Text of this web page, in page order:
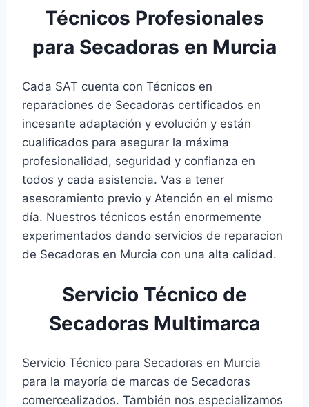
Técnicos Profesionales
para Secadoras en Murcia
Cada SAT cuenta con Técnicos en
reparaciones de Secadoras certificados en
incesante adaptación y evolución y están
cualificados para asegurar la máxima
profesionalidad, seguridad y confianza en
todos y cada asistencia. Vas a tener
asesoramiento previo y Atención en el mismo
día. Nuestros técnicos están enormemente
experimentados dando servicios de reparacion
de Secadoras en Murcia con una alta calidad.
Servicio Técnico de
Secadoras Multimarca
Servicio Técnico para Secadoras en Murcia
para la mayoría de marcas de Secadoras
comercealizados. También nos especializamos